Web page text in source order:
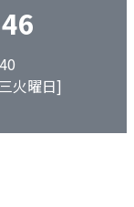
火曜日]